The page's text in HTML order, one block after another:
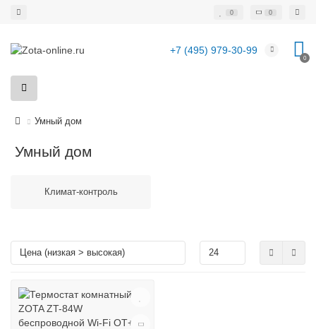
0 0
+7 (495) 979-30-99
0
Умный дом
Умный дом
Климат-контроль